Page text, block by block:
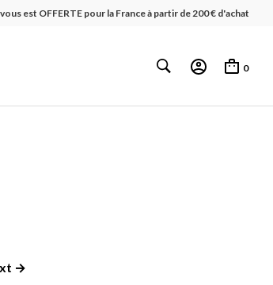
est OFFERTE pour la France à partir de 200 € d'achat
0
→